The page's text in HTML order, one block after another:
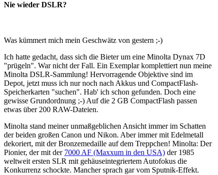
Nie wieder DSLR?
Was kümmert mich mein Geschwätz von gestern ;-)
Ich hatte gedacht, dass sich die Bieter um eine Minolta Dynax 7D
"prügeln". War nicht der Fall. Ein Exemplar komplettiert nun meine
Minolta DSLR-Sammlung! Hervorragende Objektive sind im
Depot, jetzt muss ich nur noch nach Akkus und CompactFlash-
Speicherkarten "suchen". Hab' ich schon gefunden. Doch eine
gewisse Grundordnung ;-) Auf die 2 GB CompactFlash passen
etwas über 200 RAW-Dateien.
Minolta stand meiner unmaßgeblichen Ansicht immer im Schatten
der beiden großen Canon und Nikon. Aber immer mit Edelmetall
dekoriert, mit der Bronzemedaille auf dem Treppchen! Minolta: Der
Pionier, der mit der 7000 AF (Maxxum in den USA) der 1985
weltweit ersten SLR mit gehäuseintegriertem Autofokus die
Konkurrenz schockte. Mancher sprach gar vom Sputnik-Effekt.